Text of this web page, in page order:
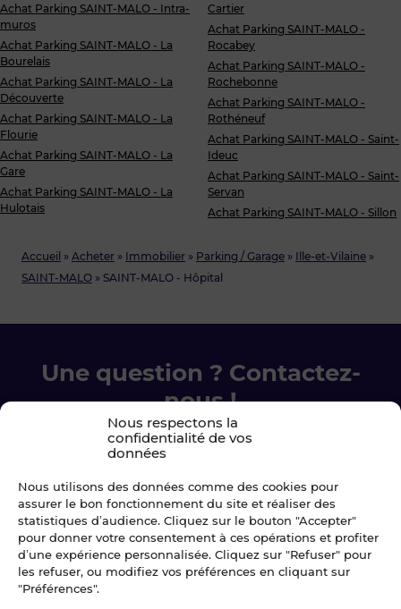
Nous respectons la
confidentialité de vos
données
Nous utilisons des données comme des cookies pour
assurer le bon fonctionnement du site et réaliser des
statistiques d’audience. Cliquez sur le bouton "Accepter"
pour donner votre consentement à ces opérations et profiter
d’une expérience personnalisée. Cliquez sur "Refuser" pour
les refuser, ou modifiez vos préférences en cliquant sur
"Préférences".
Accueil » Acheter » Immobilier » Parking / Garage » Ille-et-Vilaine »
SAINT-MALO » SAINT-MALO - Hôpital
Achat Parking SAINT-MALO - Intra-
muros
Achat Parking SAINT-MALO - La
Bourelais
Achat Parking SAINT-MALO - La
Découverte
Achat Parking SAINT-MALO - La
Flourie
Achat Parking SAINT-MALO - La
Gare
Achat Parking SAINT-MALO - La
Hulotais
Cartier
Achat Parking SAINT-MALO -
Rocabey
Achat Parking SAINT-MALO -
Rochebonne
Achat Parking SAINT-MALO -
Rothéneuf
Achat Parking SAINT-MALO - Saint-
Ideuc
Achat Parking SAINT-MALO - Saint-
Servan
Achat Parking SAINT-MALO - Sillon
Une question ? Contactez-
nous !
Chez Blot nous sommes là pour vous
Ecrivez-nous
02 99 79 33 34